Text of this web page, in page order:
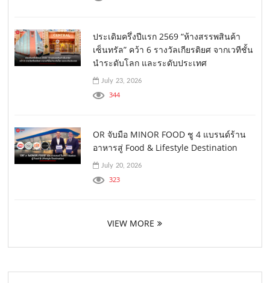
ประเดิมครึ่งปีแรก 2569 “ห้างสรรพสินค้า
เซ็นทรัล” คว้า 6 รางวัลเกียรติยศ จากเวทีชั้น
นำระดับโลก และระดับประเทศ
July 23, 2026
344
OR จับมือ MINOR FOOD ชู 4 แบรนด์ร้าน
อาหารสู่ Food & Lifestyle Destination
July 20, 2026
323
VIEW MORE